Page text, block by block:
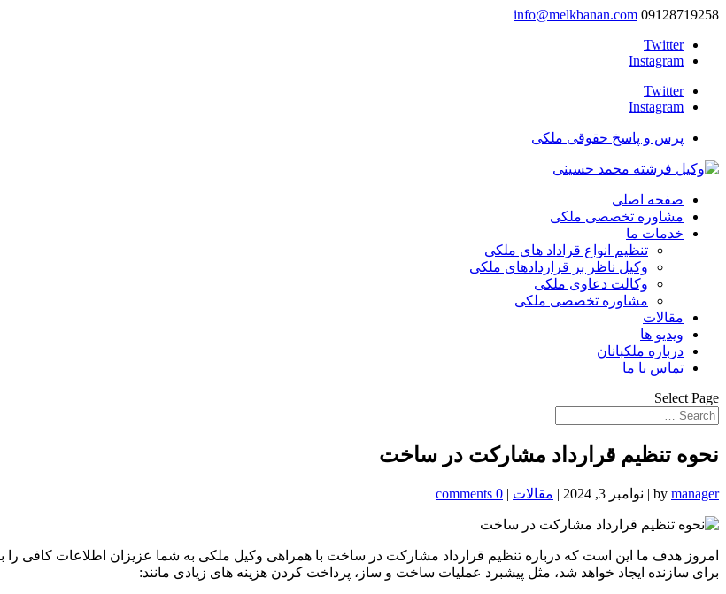
09128719258
info@melkbanan.com
Twitter
Instagram
Twitter
Instagram
پرس و پاسخ حقوقی ملکی
صفحه اصلی
مشاوره تخصصی ملکی
خدمات ما
تنظیم انواع قراداد های ملکی
وکیل ناظر بر قراردادهای ملکی
وکالت دعاوی ملکی
مشاوره تخصصی ملکی
مقالات
ویدیو ها
درباره ملکبانان
تماس با ما
Select Page
نحوه‌ تنظیم قرارداد مشارکت در ساخت
by manager
| نوامبر 3, 2024 | مقالات |
0 comments
امروز هدف ما این است که درباره تنظیم قرارداد مشارکت در ساخت با همراهی وکیل ملکی به شما عزیزان اطلاعات کافی را
برای سازنده ایجاد خواهد شد، مثل پیشبرد عملیات ساخت و ساز، پرداخت کردن هزینه ‌‌های زیادی مانند: